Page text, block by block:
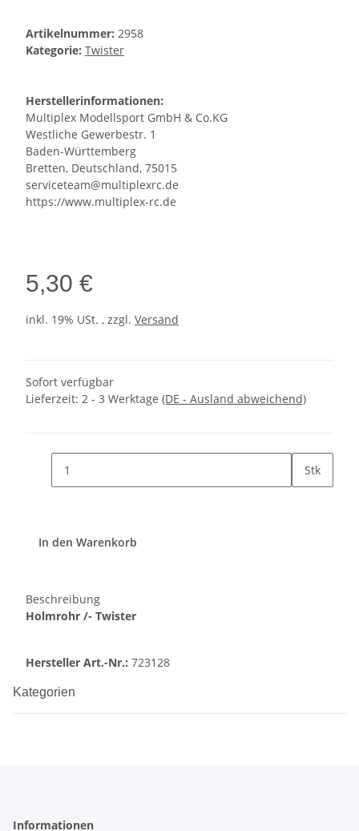
Artikelnummer: 2958
Kategorie: Twister
Herstellerinformationen:
Multiplex Modellsport GmbH & Co.KG
Westliche Gewerbestr. 1
Baden-Württemberg
Bretten, Deutschland, 75015
serviceteam@multiplexrc.de
https://www.multiplex-rc.de
5,30 €
inkl. 19% USt. , zzgl. Versand
Sofort verfügbar
Lieferzeit: 2 - 3 Werktage (DE - Ausland abweichend)
Stk
In den Warenkorb
Beschreibung
Holmrohr /- Twister
Hersteller Art.-Nr.: 723128
Kategorien
Informationen